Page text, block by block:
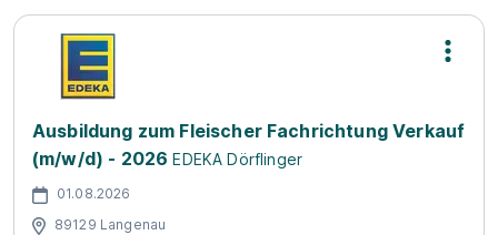
Ausbildung zum Fleischer Fachrichtung Verkauf
(m/w/d) - 2026 EDEKA Dörflinger
01.08.2026
89129 Langenau